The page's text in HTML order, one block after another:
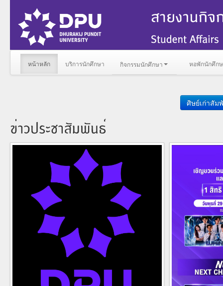
หน้าหลัก บริการนักศึกษา กิจกรรมนักศึกษา หอพักนักศึก
ศิษย์เก่าสัม